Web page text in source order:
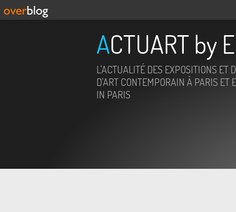
ACTUART by
L'ACTUALITÉ DES EXPOSITIONS ET
D'ART CONTEMPORAIN À PARIS ET
IN PARIS